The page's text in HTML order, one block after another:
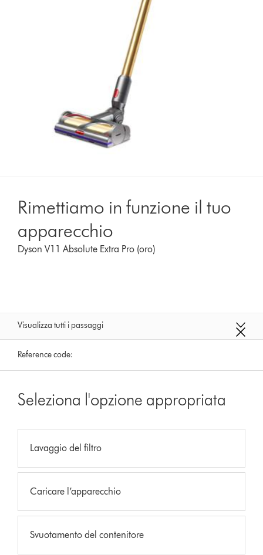
Rimettiamo in funzione il tuo
apparecchio
Dyson V11 Absolute Extra Pro (oro)
Visualizza tutti i passaggi
Reference code:
Seleziona l'opzione appropriata
Lavaggio del filtro
Caricare l’apparecchio
Svuotamento del contenitore